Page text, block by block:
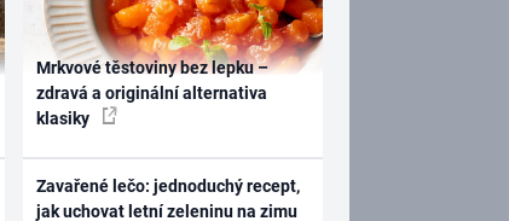
Mrkvové těstoviny bez lepku –
zdravá a originální alternativa
klasiky
Zavařené lečo: jednoduchý recept,
jak uchovat letní zeleninu na zimu